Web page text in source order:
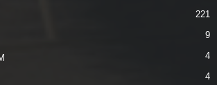
221
9
4
4